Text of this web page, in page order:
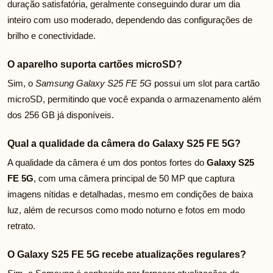
duração satisfatória, geralmente conseguindo durar um dia
inteiro com uso moderado, dependendo das configurações de
brilho e conectividade.
O aparelho suporta cartões microSD?
Sim, o Samsung Galaxy S25 FE 5G possui um slot para cartão
microSD, permitindo que você expanda o armazenamento além
dos 256 GB já disponíveis.
Qual a qualidade da câmera do Galaxy S25 FE 5G?
A qualidade da câmera é um dos pontos fortes do Galaxy S25
FE 5G, com uma câmera principal de 50 MP que captura
imagens nítidas e detalhadas, mesmo em condições de baixa
luz, além de recursos como modo noturno e fotos em modo
retrato.
O Galaxy S25 FE 5G recebe atualizações regulares?